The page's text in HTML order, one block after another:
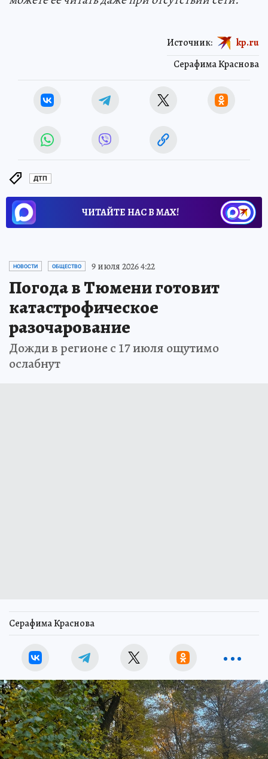
Серафима Краснова
Источник: kp.ru
ДТП
ЧИТАЙТЕ НАС В МАХ!
НОВОСТИ ОБЩЕСТВО 9 июля 2026 4:22
Погода в Тюмени готовит
катастрофическое
разочарование
Дожди в регионе с 17 июля ощутимо
ослабнут
Серафима Краснова